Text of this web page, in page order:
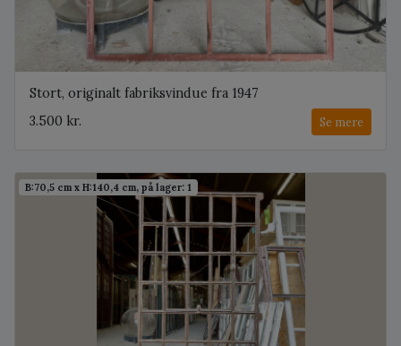
Stort, originalt fabriksvindue fra 1947
3.500 kr.
Se mere
B:70,5 cm x H:140,4 cm, på lager: 1